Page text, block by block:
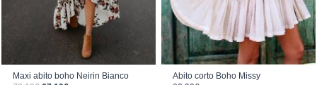
Maxi abito boho Neirin Bianco
Abito corto Boho Missy